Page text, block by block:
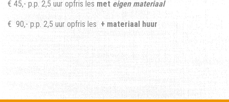
€ 45,- p.p. 2,5 uur opfris les met eigen materiaal
€ 90,- p.p. 2,5 uur opfris les + materiaal huur